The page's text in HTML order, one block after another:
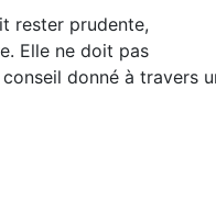
rester prudente,
Elle ne doit pas
donné à travers un